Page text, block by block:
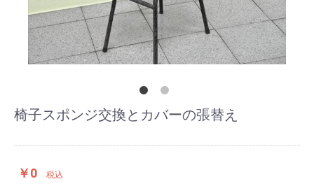
椅子スポンジ交換とカバーの張替え
￥0 税込